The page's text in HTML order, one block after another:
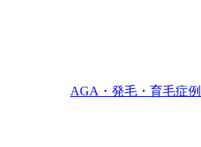
AGA・発毛・育毛症例